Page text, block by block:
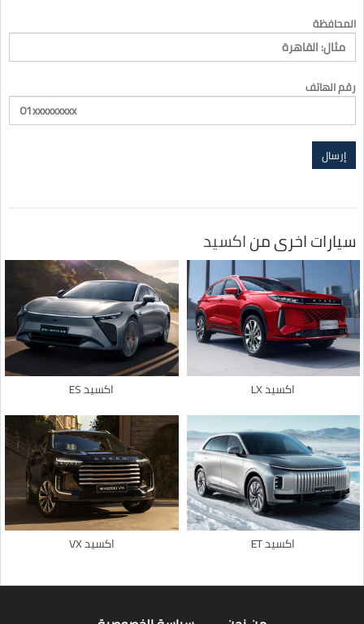
المحافظة
رقم الهاتف
سيارات اخرى مناكسيد
اكسيد LX اكسيد ES
اكسيد ET اكسيد VX